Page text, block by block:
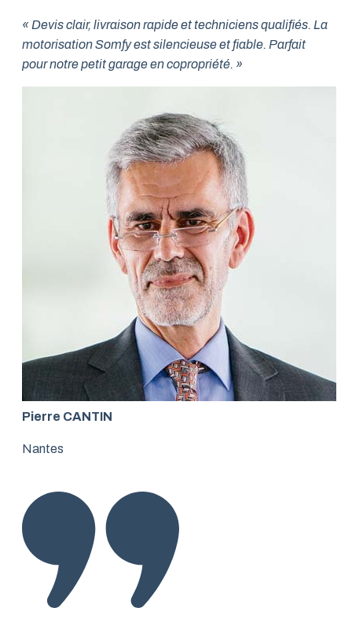
« Devis clair, livraison rapide et techniciens qualifiés. La
motorisation Somfy est silencieuse et fiable. Parfait
pour notre petit garage en copropriété. »
Pierre CANTIN
Nantes